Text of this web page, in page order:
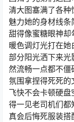
清大图塞满了各种
魅力她的身材线
甜得像蜜糖眼神
暖色调灯光打在
部分阳光洒下来光
然流畅一点都不
氛围拿捏得死死
飞快不会卡顿硬
得一见老司机们
真会后悔死服装